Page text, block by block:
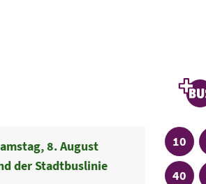
Linie
10
Linie
40
8. August
der Stadtbuslinie